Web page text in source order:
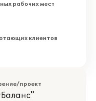
рабочих мест
клиентов
проект